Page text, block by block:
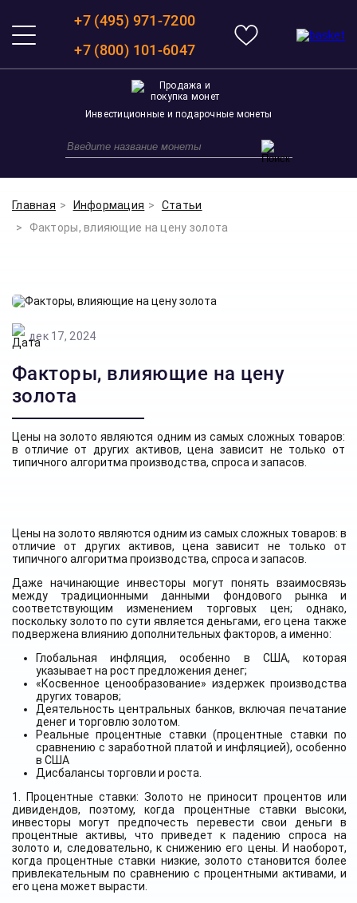
+7 (495) 971-7200
+7 (800) 101-6047
Инвестиционные и подарочные монеты
Главная Информация
Статьи
Факторы, влияющие на цену золота
дек 17, 2024
Факторы, влияющие на цену
золота
Цены на золото являются одним из самых сложных товаров:
в отличие от других активов, цена зависит не только от
типичного алгоритма производства, спроса и запасов.
Цены на золото являются одним из самых сложных товаров: в
отличие от других активов, цена зависит не только от
типичного алгоритма производства, спроса и запасов.
Даже начинающие инвесторы могут понять взаимосвязь
между традиционными данными фондового рынка и
соответствующим изменением торговых цен; однако,
поскольку золото по сути является деньгами, его цена также
подвержена влиянию дополнительных факторов, а именно:
Глобальная инфляция, особенно в США, которая
указывает на рост предложения денег;
«Косвенное ценообразование» издержек производства
других товаров;
Деятельность центральных банков, включая печатание
денег и торговлю золотом.
Реальные процентные ставки (процентные ставки по
сравнению с заработной платой и инфляцией), особенно
в США
Дисбалансы торговли и роста.
1. Процентные ставки: Золото не приносит процентов или
дивидендов, поэтому, когда процентные ставки высоки,
инвесторы могут предпочесть перевести свои деньги в
процентные активы, что приведет к падению спроса на
золото и, следовательно, к снижению его цены. И наоборот,
когда процентные ставки низкие, золото становится более
привлекательным по сравнению с процентными активами, и
его цена может вырасти.